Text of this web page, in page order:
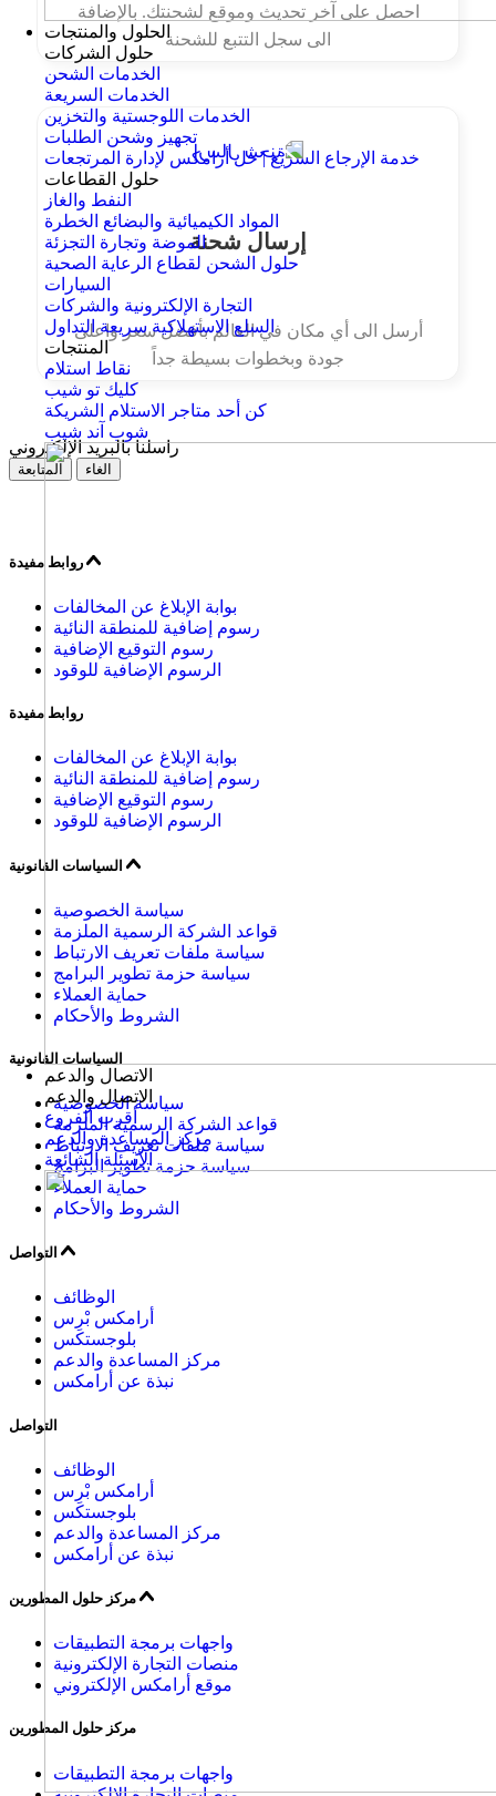
الحلول والمنتجات
حلول الشركات
الخدمات الشحن
الخدمات السريعة
الخدمات اللوجستية والتخزين
تجهيز وشحن الطلبات
خدمة الإرجاع السريع | حل أرامكس لإدارة المرتجعات
حلول القطاعات
النفط والغاز
المواد الكيميائية والبضائع الخطرة
الموضة وتجارة التجزئة
حلول الشحن لقطاع الرعاية الصحية
السيارات
التجارة الإلكترونية والشركات
السلع الاستهلاكية سريعة التداول
المنتجات
نقاط استلام
كليك تو شيب
كن أحد متاجر الاستلام الشريكة
شوب آند شيب
الاتصال والدعم
الاتصال والدعم
أقرب الفروع
مركز المساعدة والدعم
الأسئلة الشائعة
احصل على آخر تحديث وموقع لشحنتك. بالإضافة
الى سجل التتبع للشحنة
إرسال شحنة
أرسل الى أي مكان في العالم بأفضل سعر واعلى
جودة وبخطوات بسيطة جداً
راسلنا بالبريد الإلكتروني
المتابعة الغاء
روابط مفيدة
بوابة الإبلاغ عن المخالفات
رسوم إضافية للمنطقة النائية
رسوم التوقيع الإضافية
الرسوم الإضافية للوقود
روابط مفيدة
بوابة الإبلاغ عن المخالفات
رسوم إضافية للمنطقة النائية
رسوم التوقيع الإضافية
الرسوم الإضافية للوقود
السياسات القانونية
سياسة الخصوصية
قواعد الشركة الرسمية الملزمة
سياسة ملفات تعريف الارتباط
سياسة حزمة تطوير البرامج
حماية العملاء
الشروط والأحكام
السياسات القانونية
سياسة الخصوصية
قواعد الشركة الرسمية الملزمة
سياسة ملفات تعريف الارتباط
سياسة حزمة تطوير البرامج
حماية العملاء
الشروط والأحكام
التواصل
الوظائف
أرامكس بْرِس
بلوجستكس
مركز المساعدة والدعم
نبذة عن أرامكس
التواصل
الوظائف
أرامكس بْرِس
بلوجستكس
مركز المساعدة والدعم
نبذة عن أرامكس
مركز حلول المطورين
واجهات برمجة التطبيقات
منصات التجارة الإلكترونية
موقع أرامكس الإلكتروني
مركز حلول المطورين
واجهات برمجة التطبيقات